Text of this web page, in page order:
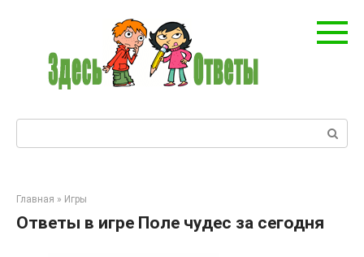
Поиск:
Главная » Игры
Ответы в игре Поле чудес за сегодня